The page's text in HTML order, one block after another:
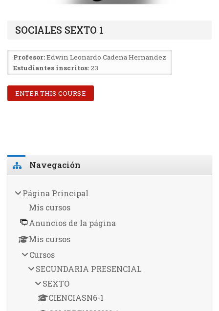
SOCIALES SEXTO 1
Profesor:Edwin Leonardo Cadena Hernandez
Estudiantes inscritos:23
ENTER THIS COURSE
Salta Navegación
Navegación
Página Principal
Mis cursos
Anuncios de la página
Mis cursos
Cursos
SECUNDARIA PRESENCIAL
SEXTO
CIENCIASN6-1